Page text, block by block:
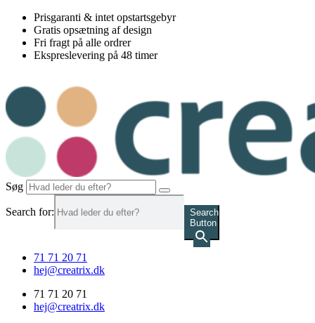
Videre
indhold
Prisgaranti & intet opstartsgebyr
Gratis opsætning af design
Fri fragt på alle ordrer
Ekspreslevering på 48 timer
Søg
Search for:
Search
Button
71 71 20 71
hej@creatrix.dk
71 71 20 71
hej@creatrix.dk